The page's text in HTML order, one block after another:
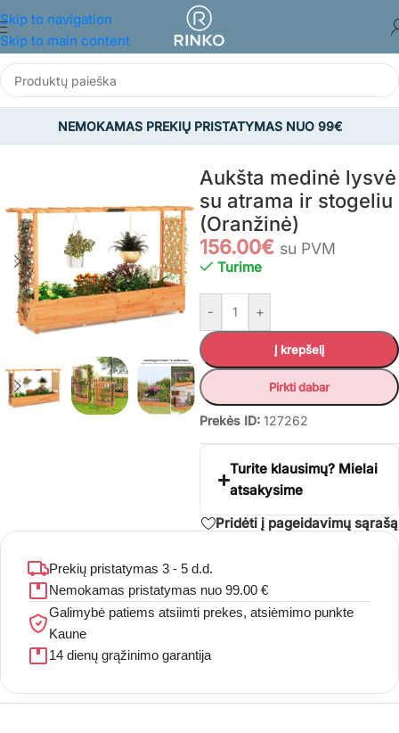
Skip to navigation
Skip to main content
NEMOKAMAS PREKIŲ PRISTATYMAS NUO 99€
SODAS/Viskas sodui/Pakeltos lysvės ir aksesuarai
Aukšta medinė lysvė
su atrama ir stogeliu
(Oranžinė)
156.00€ su PVM
Turime
- +
Į krepšelį
Pirkti dabar
Prekės ID: 127262
Turite klausimų? Mielai
atsakysime
Pridėti į pageidavimų sąrašą
Prekių pristatymas 3 - 5 d.d.
Nemokamas pristatymas nuo 99.00 €
Galimybė patiems atsiimti prekes, atsiėmimo punkte
Kaune
14 dienų grąžinimo garantija